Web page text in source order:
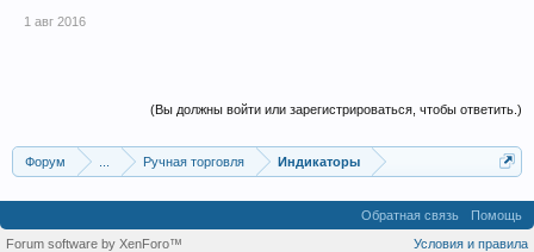
1 авг 2016
(Вы должны войти или зарегистрироваться, чтобы ответить.)
Форум Ручная торговля Индикаторы
Обратная связь
Помощь
Условия и правила
Forum software by XenForo™